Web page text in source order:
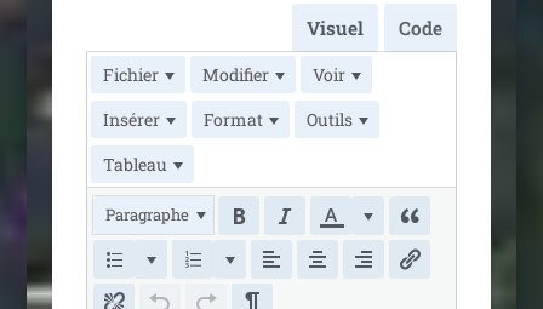
Visuel Code
Fichier Modifier
Voir
Insérer
Format
Outils
Tableau
Paragraphe